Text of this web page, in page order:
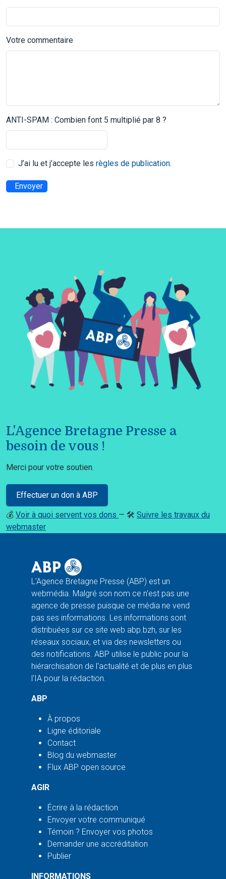
Votre commentaire
ANTI-SPAM : Combien font 5 multiplié par 8 ?
J’ai lu et j’accepte les règles de publication.
Envoyer
L'Agence Bretagne Presse a
besoin de vous !
Merci pour votre soutien.
Effectuer un don à ABP
💰 Voir à quoi servent vos dons — 🛠️ Suivre les travaux du
webmaster
L'Agence Bretagne Presse (ABP) est un
webmédia. Malgré son nom ce n'est pas une
agence de presse puisque ce média ne vend
pas ses informations. Les informations sont
distribuées sur ce site web abp.bzh, sur les
réseaux sociaux, et via des newsletters ou
des notifications. ABP utilise le public pour la
hiérarchisation de l'actualité et de plus en plus
l'IA pour la rédaction.
ABP
À propos
Ligne éditoriale
Contact
Blog du webmaster
Flux ABP open source
AGIR
Écrire à la rédaction
Envoyer votre communiqué
Témoin ? Envoyer vos photos
Demander une accréditation
Publier
INFORMATIONS